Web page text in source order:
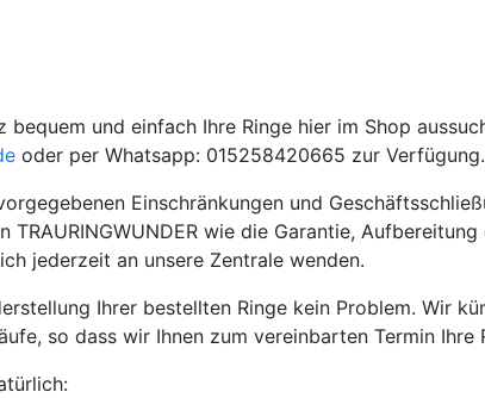
und einfach Ihre Ringe hier im Shop
oder per Whatsapp: 015258420665 zur Verfügung.
Einschränkungen und
TRAURINGWUNDER wie die Garantie,
jederzeit an unsere Zentrale wenden.
Ihrer bestellten Ringe kein Problem. Wir
so dass wir Ihnen zum vereinbarten Termin Ihre